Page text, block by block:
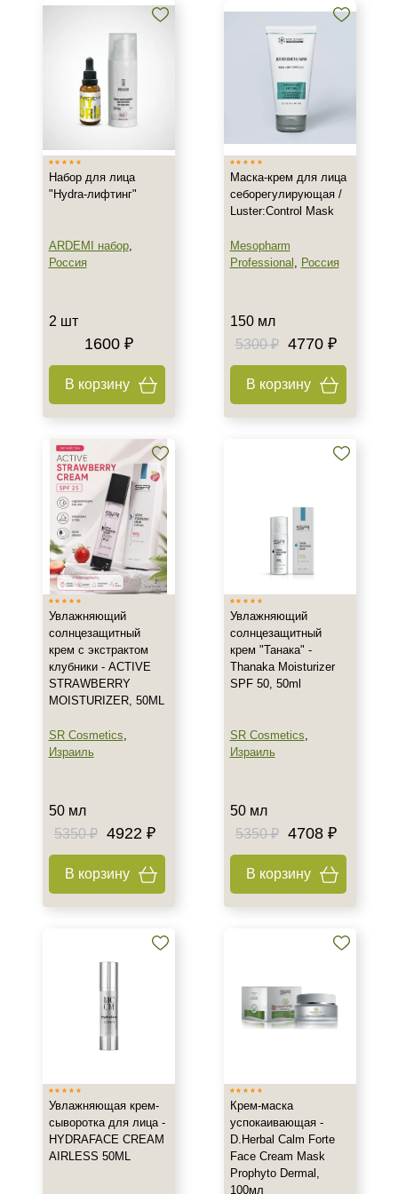
Гладкость
Показать еще
Область применения
Губы
Декольте
Объём
15 мл
Показать еще
Ингредиенты
AHA-кислоты
DMAE
EGF
Показать еще
Время применения
Вечер
Всесезонный
День
Показать еще
Процедура
Демакияж
Пилинг
Уровень SPF защиты
SPF 17
Набор для лица
"Hydra-лифтинг"
ARDEMI набор,
Россия
2 шт
1600 ₽
В корзину
Маска-крем для лица
себорегулирующая /
Luster:Control Mask
Mesopharm
Professional , Россия
150 мл
5300 ₽
4770 ₽
В корзину
Увлажняющий
солнцезащитный
крем с экстрактом
клубники - ACTIVE
STRAWBERRY
MOISTURIZER, 50ML
SR Cosmetics,
Израиль
50 мл
5350 ₽
4922 ₽
В корзину
Увлажняющий
солнцезащитный
крем "Танака" -
Thanaka Moisturizer
SPF 50, 50ml
SR Cosmetics,
Израиль
50 мл
5350 ₽
4708 ₽
В корзину
Увлажняющая крем-
сыворотка для лица -
HYDRAFACE CREAM
AIRLESS 50ML
Крем-маска
успокаивающая -
D.Herbal Calm Forte
Face Cream Mask
Prophyto Dermal,
100мл